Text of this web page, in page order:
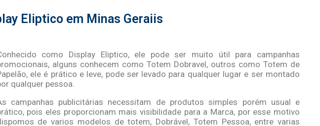
Eliptico em Minas Geraiis
como Display Eliptico, ele pode ser muito útil para campanhas
alguns conhecem como Totem Dobravel, outros como Totem de
ele é prático e leve, pode ser levado para qualquer lugar e ser montado
qualquer pessoa.
campanhas publicitárias necessitam de produtos simples porém usual e
pois eles proporcionam mais visibilidade para a Marca, por esse motivo
de varios modelos de totem, Dobrável, Totem Pessoa, entre varias